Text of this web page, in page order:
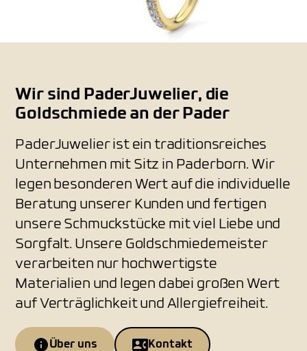
Wir sind PaderJuwelier, die
Goldschmiede an der Pader
PaderJuwelier ist ein traditionsreiches
Unternehmen mit Sitz in Paderborn. Wir
legen besonderen Wert auf die individuelle
Beratung unserer Kunden und fertigen
unsere Schmuckstücke mit viel Liebe und
Sorgfalt. Unsere Goldschmiedemeister
verarbeiten nur hochwertigste
Materialien und legen dabei großen Wert
auf Verträglichkeit und Allergiefreiheit.
Über uns Kontakt